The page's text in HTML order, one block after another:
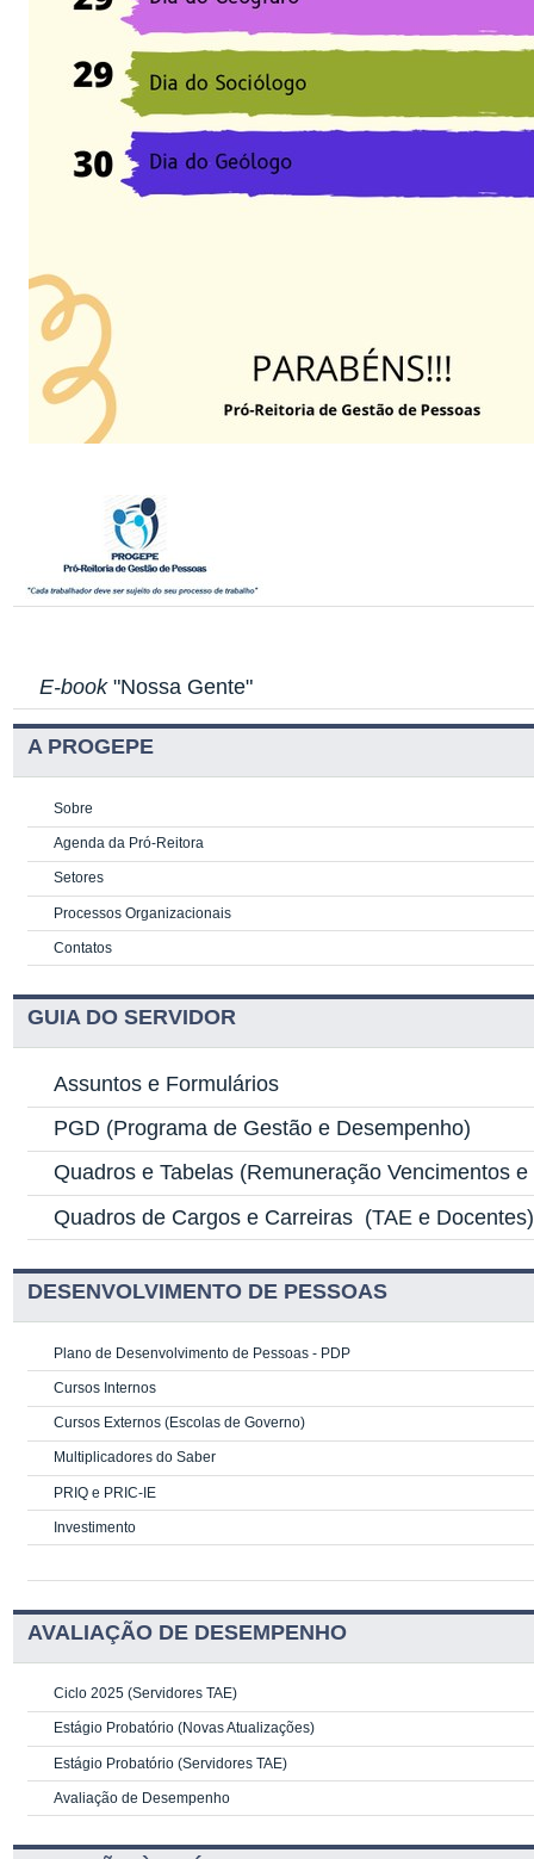
E-book"Nossa Gente"
A PROGEPE
Sobre
Agenda da Pró-Reitora
Setores
Processos Organizacionais
Contatos
GUIA DO SERVIDOR
Assuntos e Formulários
PGD (Programa de Gestão e Desempenho)
Quadros e Tabelas (Remuneração Vencimentos
Quadros de Cargos e Carreiras (TAE e Docentes)
DESENVOLVIMENTO DE PESSOAS
Plano de Desenvolvimento de Pessoas - PDP
Cursos Internos
Cursos Externos (Escolas de Governo)
Multiplicadores do Saber
PRIQ e PRIC-IE
Investimento
AVALIAÇÃO DE DESEMPENHO
Ciclo 2025 (Servidores TAE)
Estágio Probatório (Novas Atualizações)
Estágio Probatório (Servidores TAE)
Avaliação de Desempenho